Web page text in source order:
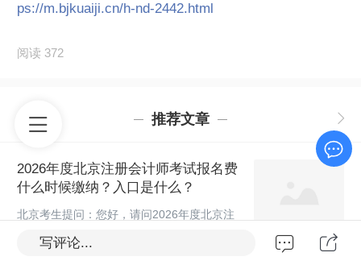
ps://m.bjkuaiji.cn/h-nd-2442.html
阅读 372
写评论...
推荐文章
2026年度北京注册会计师考试报名费
什么时候缴纳？入口是什么？
北京考生提问：您好，请问2026年度北京注
册会计师考试报名费什么时候缴纳？网址是